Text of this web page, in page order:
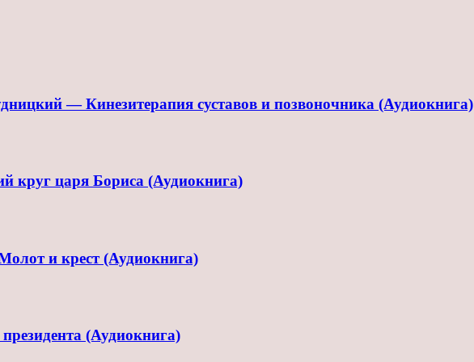
— Кинезитерапия суставов и позвоночника (Аудиокнига)
круг царя Бориса (Аудиокнига)
и крест (Аудиокнига)
(Аудиокнига)